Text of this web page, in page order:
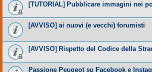
[TUTORIAL] Pubblicare immagini nei
[AVVISO] ai nuovi (e vecchi) forumisti
[AVVISO] Rispetto del Codice della
Passione Peugeot su Facebook e